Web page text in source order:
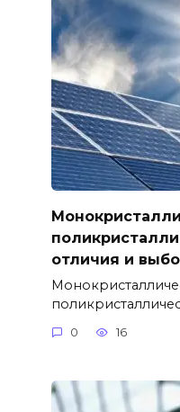
отличия и
0 16